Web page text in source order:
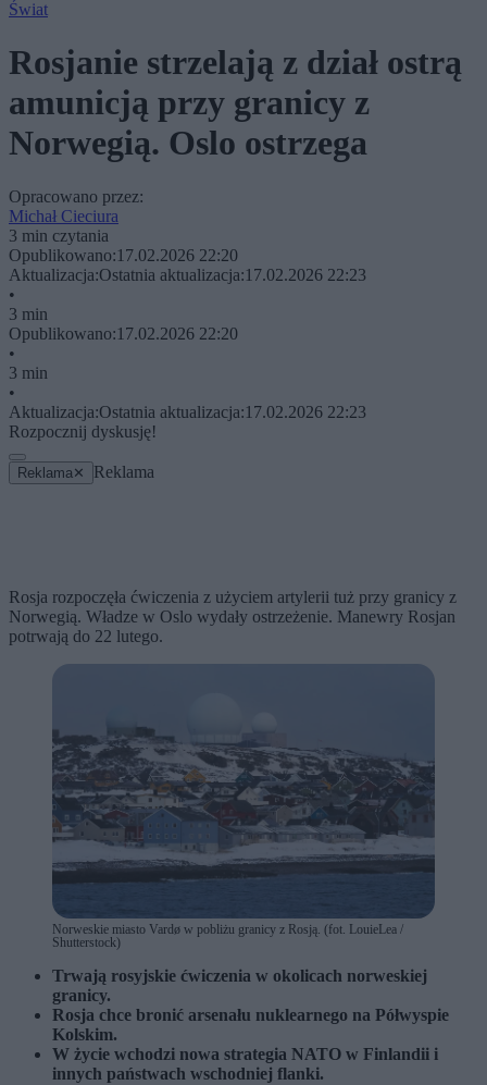
Świat
Rosjanie strzelają z dział ostrą
amunicją przy granicy z
Norwegią. Oslo ostrzega
Opracowano przez:
Michał Cieciura
3 min czytania
Opublikowano:17.02.2026 22:20
Aktualizacja:Ostatnia aktualizacja:17.02.2026 22:23
•
3 min
Opublikowano:17.02.2026 22:20
•
3 min
•
Aktualizacja:Ostatnia aktualizacja:17.02.2026 22:23
Rozpocznij dyskusję!
Reklama ✕ Reklama
Rosja rozpoczęła ćwiczenia z użyciem artylerii tuż przy granicy z
Norwegią. Władze w Oslo wydały ostrzeżenie. Manewry Rosjan
potrwają do 22 lutego.
Norweskie miasto Vardø w pobliżu granicy z Rosją. (fot. LouieLea /
Shutterstock)
Trwają rosyjskie ćwiczenia w okolicach norweskiej
granicy.
Rosja chce bronić arsenału nuklearnego na Półwyspie
Kolskim.
W życie wchodzi nowa strategia NATO w Finlandii i
innych państwach wschodniej flanki.